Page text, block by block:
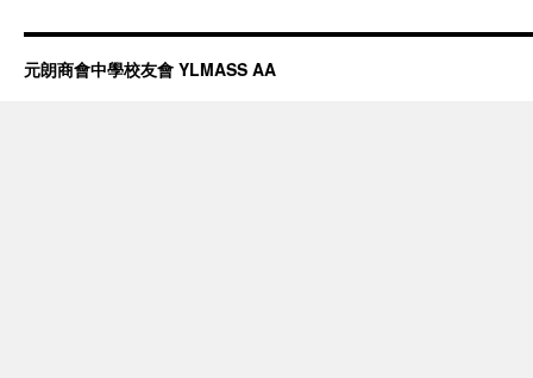
元朗商會中學校友會 YLMASS AA